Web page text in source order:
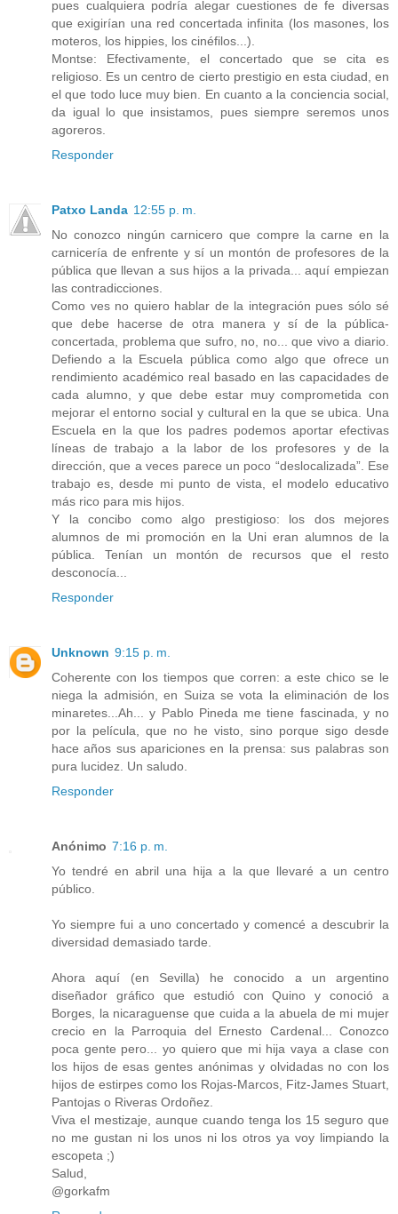
pues cualquiera podría alegar cuestiones de fe diversas
que exigirían una red concertada infinita (los masones, los
moteros, los hippies, los cinéfilos...).
Montse: Efectivamente, el concertado que se cita es
religioso. Es un centro de cierto prestigio en esta ciudad, en
el que todo luce muy bien. En cuanto a la conciencia social,
da igual lo que insistamos, pues siempre seremos unos
agoreros.
Responder
Patxo Landa 12:55 p. m.
No conozco ningún carnicero que compre la carne en la
carnicería de enfrente y sí un montón de profesores de la
pública que llevan a sus hijos a la privada... aquí empiezan
las contradicciones.
Como ves no quiero hablar de la integración pues sólo sé
que debe hacerse de otra manera y sí de la pública-
concertada, problema que sufro, no, no... que vivo a diario.
Defiendo a la Escuela pública como algo que ofrece un
rendimiento académico real basado en las capacidades de
cada alumno, y que debe estar muy comprometida con
mejorar el entorno social y cultural en la que se ubica. Una
Escuela en la que los padres podemos aportar efectivas
líneas de trabajo a la labor de los profesores y de la
dirección, que a veces parece un poco “deslocalizada”. Ese
trabajo es, desde mi punto de vista, el modelo educativo
más rico para mis hijos.
Y la concibo como algo prestigioso: los dos mejores
alumnos de mi promoción en la Uni eran alumnos de la
pública. Tenían un montón de recursos que el resto
desconocía...
Responder
Unknown 9:15 p. m.
Coherente con los tiempos que corren: a este chico se le
niega la admisión, en Suiza se vota la eliminación de los
minaretes...Ah... y Pablo Pineda me tiene fascinada, y no
por la película, que no he visto, sino porque sigo desde
hace años sus apariciones en la prensa: sus palabras son
pura lucidez. Un saludo.
Responder
Anónimo 7:16 p. m.
Yo tendré en abril una hija a la que llevaré a un centro
público.
Yo siempre fui a uno concertado y comencé a descubrir la
diversidad demasiado tarde.
Ahora aquí (en Sevilla) he conocido a un argentino
diseñador gráfico que estudió con Quino y conoció a
Borges, la nicaraguense que cuida a la abuela de mi mujer
crecio en la Parroquia del Ernesto Cardenal... Conozco
poca gente pero... yo quiero que mi hija vaya a clase con
los hijos de esas gentes anónimas y olvidadas no con los
hijos de estirpes como los Rojas-Marcos, Fitz-James Stuart,
Pantojas o Riveras Ordoñez.
Viva el mestizaje, aunque cuando tenga los 15 seguro que
no me gustan ni los unos ni los otros ya voy limpiando la
escopeta ;)
Salud,
@gorkafm